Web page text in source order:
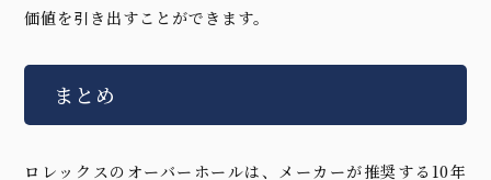
価値を引き出すことができます。
まとめ
ロレックスのオーバーホールは、メーカーが推奨する10年